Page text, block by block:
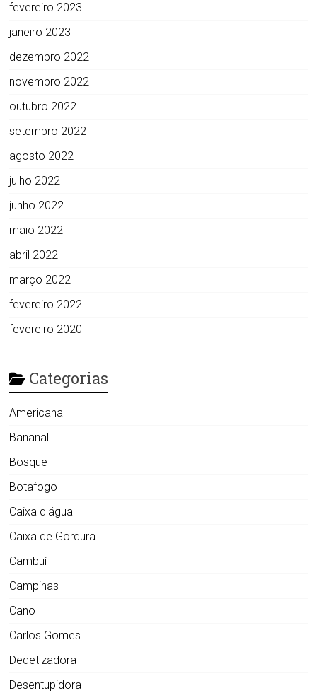
fevereiro 2023
janeiro 2023
dezembro 2022
novembro 2022
outubro 2022
setembro 2022
agosto 2022
julho 2022
junho 2022
maio 2022
abril 2022
março 2022
fevereiro 2022
fevereiro 2020
Categorias
Americana
Bananal
Bosque
Botafogo
Caixa d'água
Caixa de Gordura
Cambuí
Campinas
Cano
Carlos Gomes
Dedetizadora
Desentupidora